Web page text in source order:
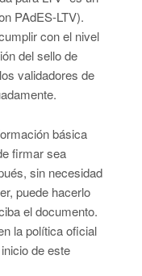
PAdES-LTV).
con el nivel
del sello de
validadores de
básica
firmar sea
sin necesidad
puede hacerlo
el documento.
la política oficial
de este